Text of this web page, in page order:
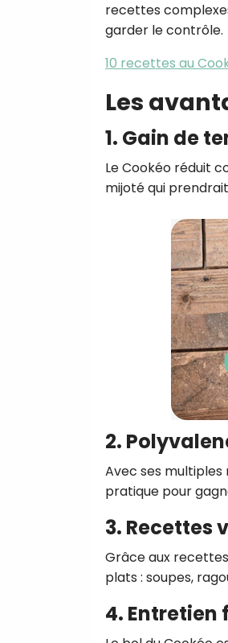
recettes
garder le contrôle.
10 recettes au
Les
1. Gain de
Le Cookéo réduit
mijoté qui
2.
Avec ses multiples
pratique pour
3. Recettes
Grâce aux
plats : soupes,
4. Entretien